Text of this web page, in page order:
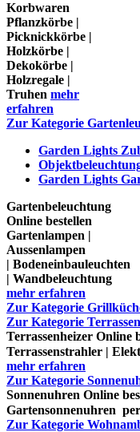
Korbwaren
Pflanzkörbe |
Picknickkörbe |
Holzkörbe |
Dekokörbe |
Holzregale |
Truhen mehr
erfahren
Zur Kategorie
Garden Lights
Garden Lights
Gartenbeleuchtung
Online bestellen
Gartenlampen |
Aussenlampen
| Bodeneinbauleuchten
| Wandbeleuchtung
mehr erfahren
Zur Kategorie
Zur Kategorie
Terrassenheizer Online
Terrassenstrahler |
mehr erfahren
Zur Kategorie
Sonnenuhren Online
Gartensonnenuhren
Zur Kategorie